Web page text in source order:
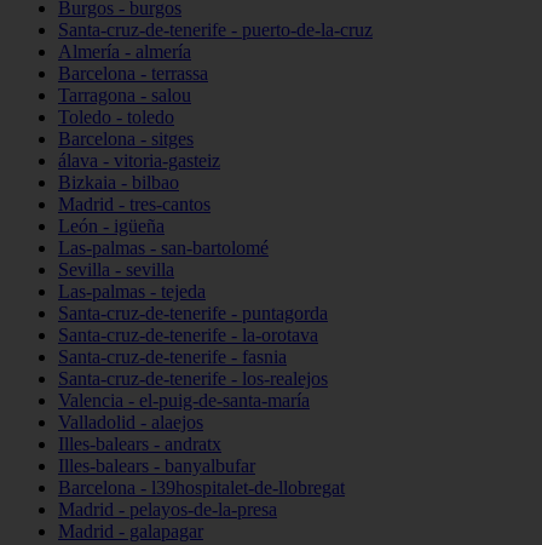
Burgos - burgos
Santa-cruz-de-tenerife - puerto-de-la-cruz
Almería - almería
Barcelona - terrassa
Tarragona - salou
Toledo - toledo
Barcelona - sitges
álava - vitoria-gasteiz
Bizkaia - bilbao
Madrid - tres-cantos
León - igüeña
Las-palmas - san-bartolomé
Sevilla - sevilla
Las-palmas - tejeda
Santa-cruz-de-tenerife - puntagorda
Santa-cruz-de-tenerife - la-orotava
Santa-cruz-de-tenerife - fasnia
Santa-cruz-de-tenerife - los-realejos
Valencia - el-puig-de-santa-maría
Valladolid - alaejos
Illes-balears - andratx
Illes-balears - banyalbufar
Barcelona - l39hospitalet-de-llobregat
Madrid - pelayos-de-la-presa
Madrid - galapagar